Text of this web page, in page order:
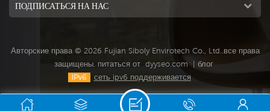
ПОДПИСАТЬСЯ НА НАС
Авторские права © 2026 Fujian Siboly Envirotech Co., Ltd..все права
защищены. питаться от dyyseo.com | блог
сеть ipv6 поддерживается